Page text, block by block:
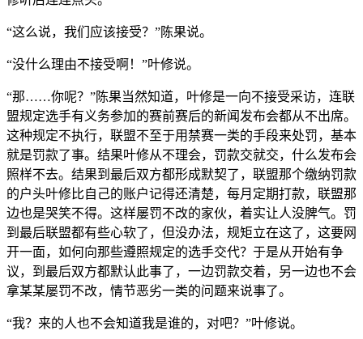
“这么说，我们应该接受？”陈果说。
“没什么理由不接受啊！”叶修说。
“那……你呢？”陈果当然知道，叶修是一向不接受采访，连联
盟规定选手有义务参加的赛前赛后的新闻发布会都从不出席。
这种规定不执行，联盟不至于用禁赛一类的手段来处罚，基本
就是罚款了事。结果叶修从不理会，罚款交就交，什么发布会
照样不去。结果到最后双方都形成默契了，联盟那个缴纳罚款
的户头叶修比自己的账户记得还清楚，每月定期打款，联盟那
边也是哭笑不得。这样屡罚不改的家伙，着实让人没脾气。罚
到最后联盟都有些心软了，但没办法，规矩立在这了，这要网
开一面，如何向那些遵照规定的选手交代？于是从开始有争
议，到最后双方都默认此事了，一边罚款交着，另一边也不会
拿某某屡罚不改，情节恶劣一类的问题来说事了。
“我？来的人也不会知道我是谁的，对吧？”叶修说。